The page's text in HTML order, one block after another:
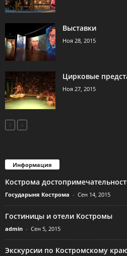
Выставки
Ноя 28, 2015
Цирковые
Ноя 27, 2015
Информация
Кострома
Государыня Кострома - Сен 14, 2015
Гостиницы и отели Костромы
admin - Сен 5, 2015
Экскурсии по Костромскому